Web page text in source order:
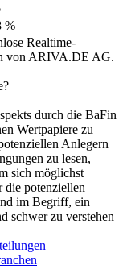
%
Realtime-
von ARIVA.DE AG.
durch die BaFin
Wertpapiere zu
Anlegern
zu lesen,
sich möglichst
die potenziellen
im Begriff, ein
schwer zu verstehen